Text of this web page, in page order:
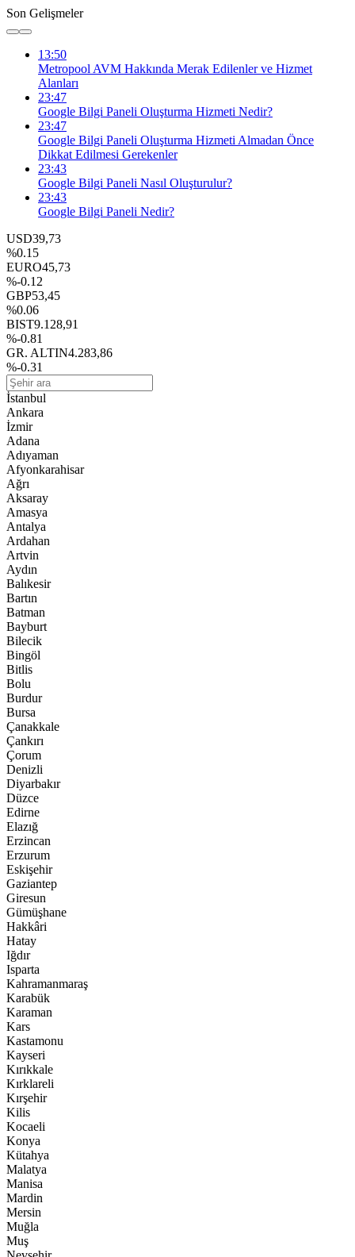
Son Gelişmeler
13:50
Metropool AVM Hakkında Merak Edilenler ve Hizmet
Alanları
23:47
Google Bilgi Paneli Oluşturma Hizmeti Nedir?
23:47
Google Bilgi Paneli Oluşturma Hizmeti Almadan Önce
Dikkat Edilmesi Gerekenler
23:43
Google Bilgi Paneli Nasıl Oluşturulur?
23:43
Google Bilgi Paneli Nedir?
USD39,73
%0.15
EURO45,73
%-0.12
GBP53,45
%0.06
BIST9.128,91
%-0.81
GR. ALTIN4.283,86
%-0.31
İstanbul
Ankara
İzmir
Adana
Adıyaman
Afyonkarahisar
Ağrı
Aksaray
Amasya
Antalya
Ardahan
Artvin
Aydın
Balıkesir
Bartın
Batman
Bayburt
Bilecik
Bingöl
Bitlis
Bolu
Burdur
Bursa
Çanakkale
Çankırı
Çorum
Denizli
Diyarbakır
Düzce
Edirne
Elazığ
Erzincan
Erzurum
Eskişehir
Gaziantep
Giresun
Gümüşhane
Hakkâri
Hatay
Iğdır
Isparta
Kahramanmaraş
Karabük
Karaman
Kars
Kastamonu
Kayseri
Kırıkkale
Kırklareli
Kırşehir
Kilis
Kocaeli
Konya
Kütahya
Malatya
Manisa
Mardin
Mersin
Muğla
Muş